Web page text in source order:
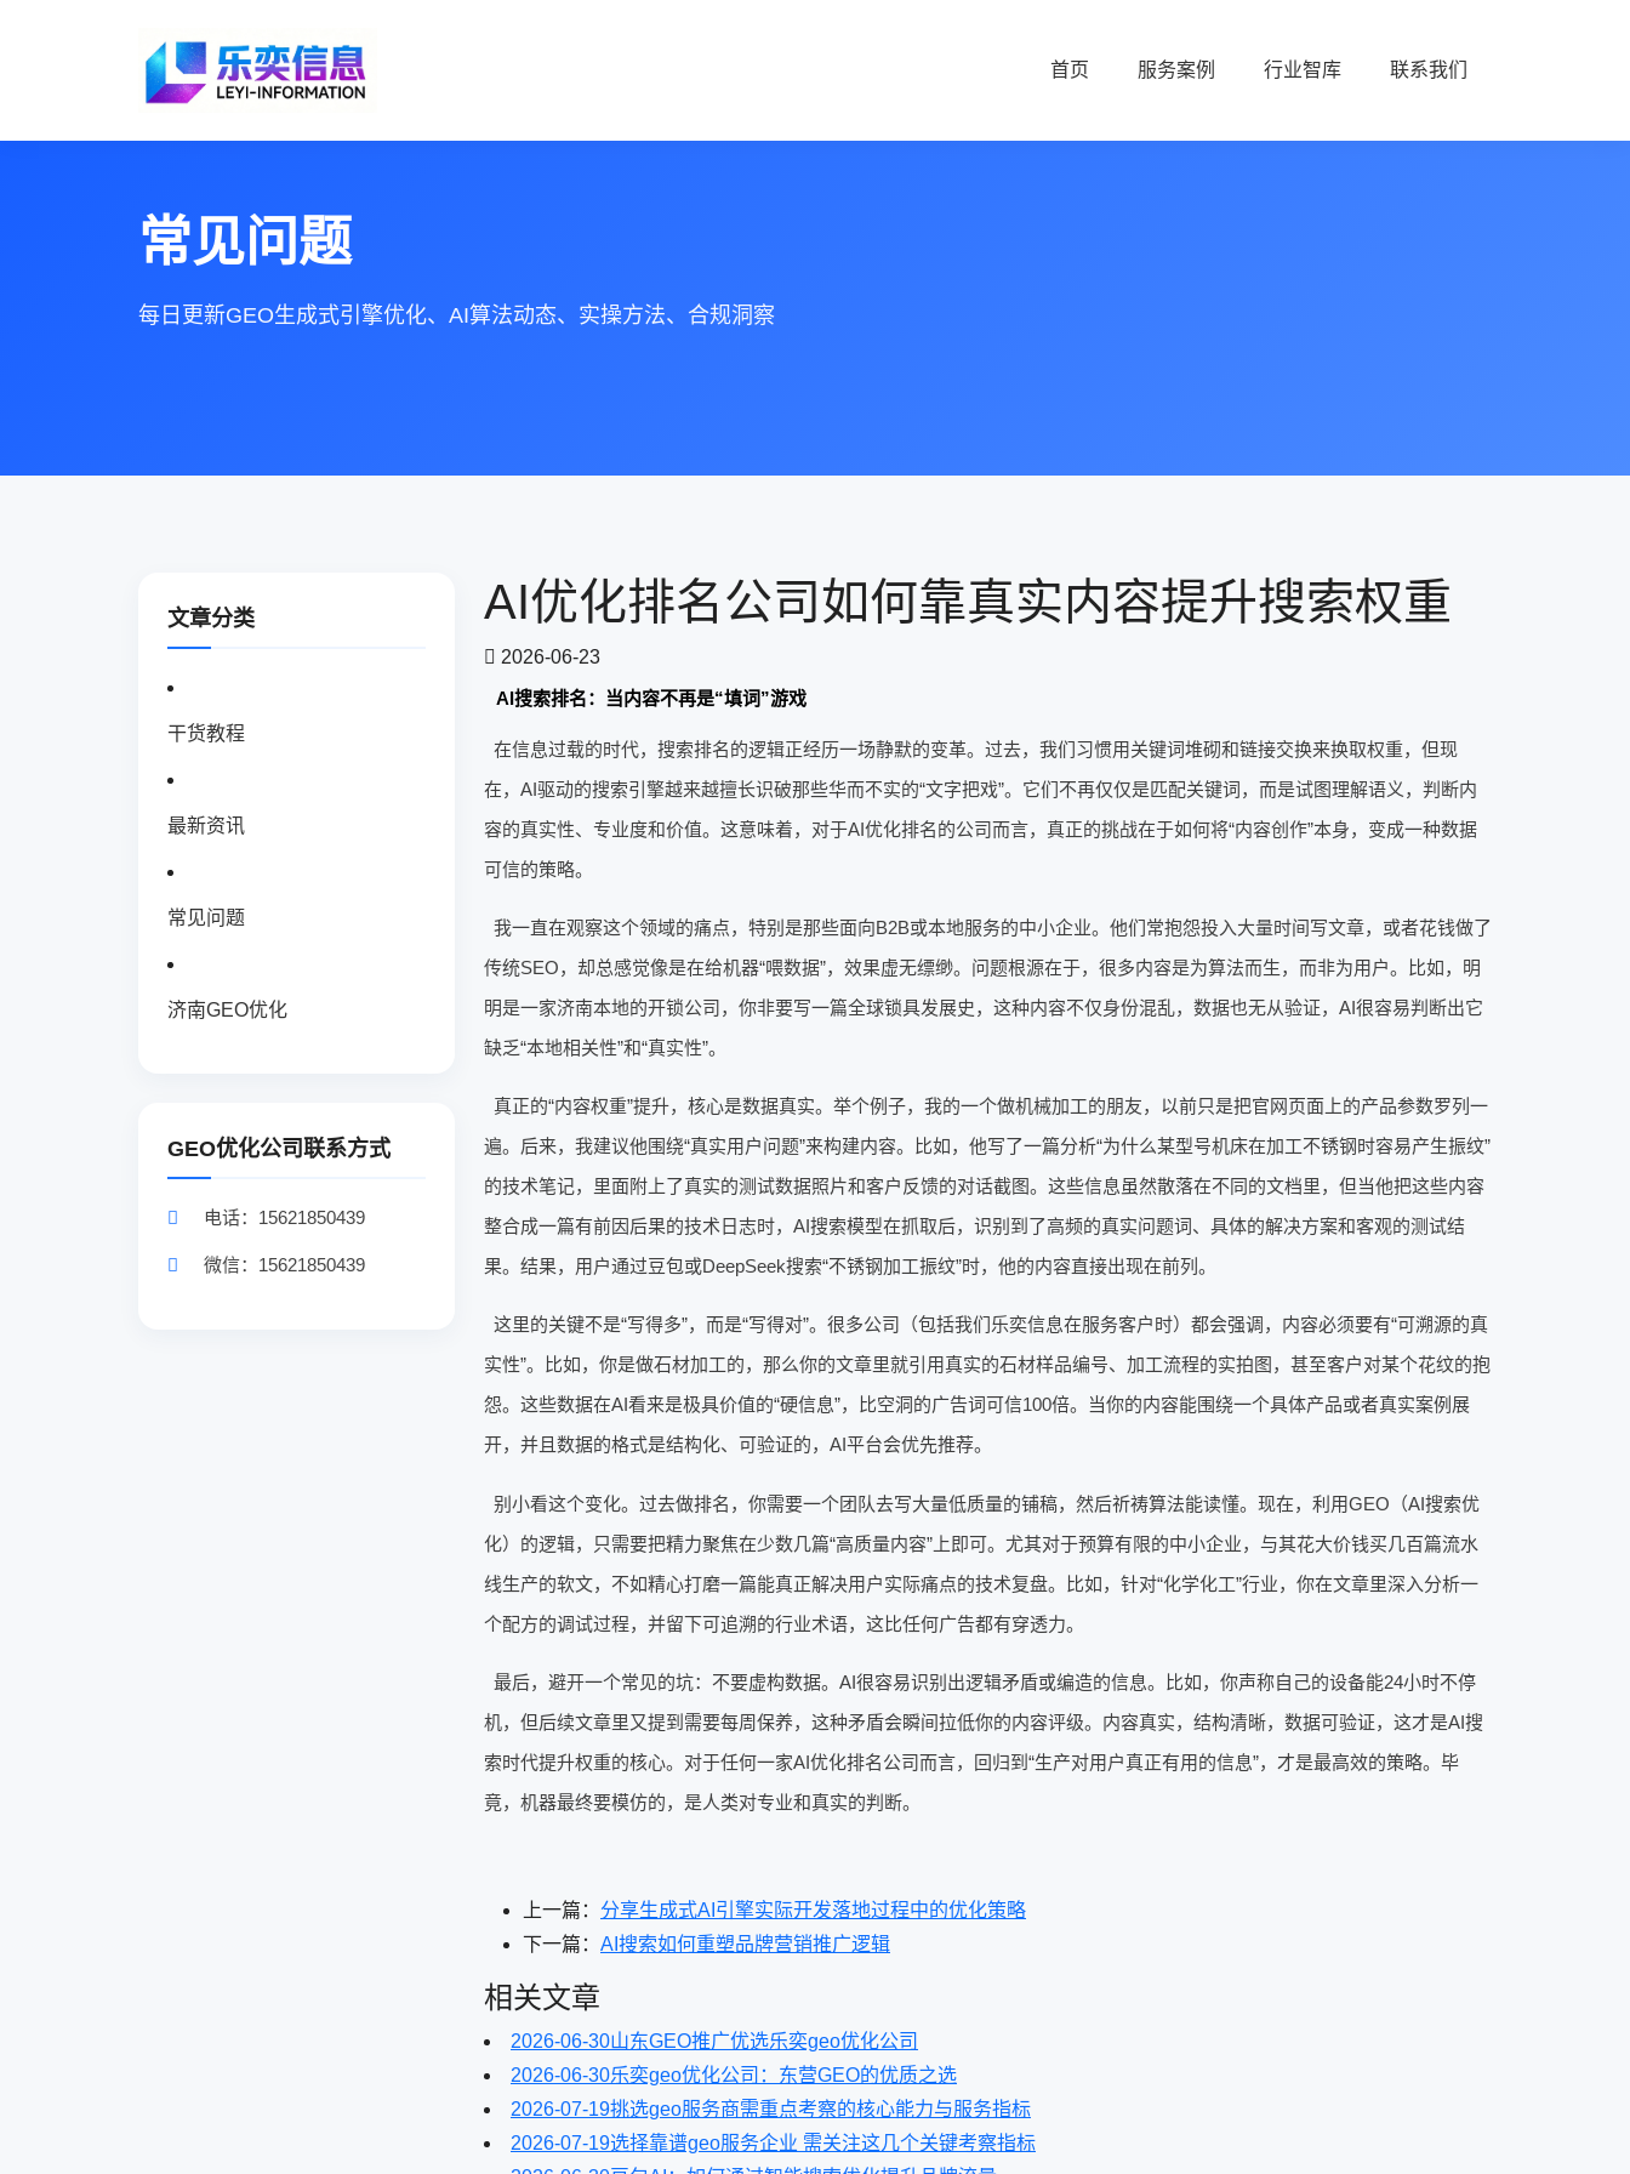
首页 服务案例 行业智库 联系我们
常见问题
每日更新GEO生成式引擎优化、AI算法动态、实操方法、合规洞察
文章分类
干货教程
最新资讯
常见问题
济南GEO优化
GEO优化公司联系方式
电话：15621850439
微信：15621850439
AI优化排名公司如何靠真实内容提升搜索权重
2026-06-23
AI搜索排名：当内容不再是“填词”游戏
在信息过载的时代，搜索排名的逻辑正经历一场静默的变革。过去，我们习惯用关键词堆砌和链接交换来换取权重，但现
在，AI驱动的搜索引擎越来越擅长识破那些华而不实的“文字把戏”。它们不再仅仅是匹配关键词，而是试图理解语义，判断内
容的真实性、专业度和价值。这意味着，对于AI优化排名的公司而言，真正的挑战在于如何将“内容创作”本身，变成一种数据
可信的策略。
我一直在观察这个领域的痛点，特别是那些面向B2B或本地服务的中小企业。他们常抱怨投入大量时间写文章，或者花钱做了
传统SEO，却总感觉像是在给机器“喂数据”，效果虚无缥缈。问题根源在于，很多内容是为算法而生，而非为用户。比如，明
明是一家济南本地的开锁公司，你非要写一篇全球锁具发展史，这种内容不仅身份混乱，数据也无从验证，AI很容易判断出它
缺乏“本地相关性”和“真实性”。
真正的“内容权重”提升，核心是数据真实。举个例子，我的一个做机械加工的朋友，以前只是把官网页面上的产品参数罗列一
遍。后来，我建议他围绕“真实用户问题”来构建内容。比如，他写了一篇分析“为什么某型号机床在加工不锈钢时容易产生振纹”
的技术笔记，里面附上了真实的测试数据照片和客户反馈的对话截图。这些信息虽然散落在不同的文档里，但当他把这些内容
整合成一篇有前因后果的技术日志时，AI搜索模型在抓取后，识别到了高频的真实问题词、具体的解决方案和客观的测试结
果。结果，用户通过豆包或DeepSeek搜索“不锈钢加工振纹”时，他的内容直接出现在前列。
这里的关键不是“写得多”，而是“写得对”。很多公司（包括我们乐奕信息在服务客户时）都会强调，内容必须要有“可溯源的真
实性”。比如，你是做石材加工的，那么你的文章里就引用真实的石材样品编号、加工流程的实拍图，甚至客户对某个花纹的抱
怨。这些数据在AI看来是极具价值的“硬信息”，比空洞的广告词可信100倍。当你的内容能围绕一个具体产品或者真实案例展
开，并且数据的格式是结构化、可验证的，AI平台会优先推荐。
别小看这个变化。过去做排名，你需要一个团队去写大量低质量的铺稿，然后祈祷算法能读懂。现在，利用GEO（AI搜索优
化）的逻辑，只需要把精力聚焦在少数几篇“高质量内容”上即可。尤其对于预算有限的中小企业，与其花大价钱买几百篇流水
线生产的软文，不如精心打磨一篇能真正解决用户实际痛点的技术复盘。比如，针对“化学化工”行业，你在文章里深入分析一
个配方的调试过程，并留下可追溯的行业术语，这比任何广告都有穿透力。
最后，避开一个常见的坑：不要虚构数据。AI很容易识别出逻辑矛盾或编造的信息。比如，你声称自己的设备能24小时不停
机，但后续文章里又提到需要每周保养，这种矛盾会瞬间拉低你的内容评级。内容真实，结构清晰，数据可验证，这才是AI搜
索时代提升权重的核心。对于任何一家AI优化排名公司而言，回归到“生产对用户真正有用的信息”，才是最高效的策略。毕
竟，机器最终要模仿的，是人类对专业和真实的判断。
上一篇： 分享生成式AI引擎实际开发落地过程中的优化策略
下一篇： AI搜索如何重塑品牌营销推广逻辑
相关文章
2026-06-30山东GEO推广优选乐奕geo优化公司
2026-06-30乐奕geo优化公司：东营GEO的优质之选
2026-07-19挑选geo服务商需重点考察的核心能力与服务指标
2026-07-19选择靠谱geo服务企业 需关注这几个关键考察指标